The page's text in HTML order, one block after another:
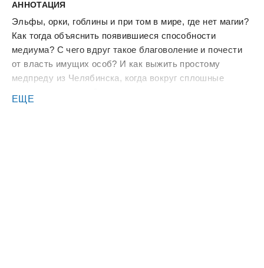
АННОТАЦИЯ
Эльфы, орки, гоблины и при том в мире, где нет магии?
Как тогда объяснить появившиеся способности
медиума? С чего вдруг такое благоволение и почести
от власть имущих особ? И как выжить простому
медпреду из Челябинска, когда вокруг сплошные
ЕЩЕ